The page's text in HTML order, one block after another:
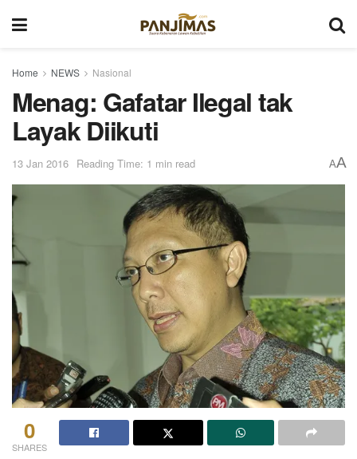
Home NEWS Nasional
Menag: Gafatar Ilegal tak
Layak Diikuti
13 Jan 2016 Reading Time: 1 min read AA
0
SHARES